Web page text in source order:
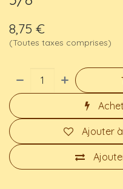
8,75 €
(Toutes taxes comprises)
Ajouter